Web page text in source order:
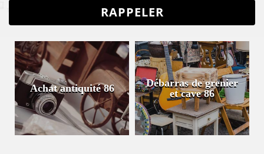
Achat antiquité 86
Débarras de grenier
et cave 86